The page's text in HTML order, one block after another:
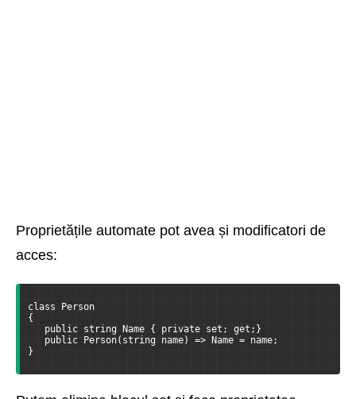
Proprietățile automate pot avea și modificatori de
acces:
class Person
{
public string Name { private set; get;}
public Person(string name) => Name = name;
}